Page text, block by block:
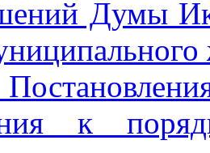
Думы
к